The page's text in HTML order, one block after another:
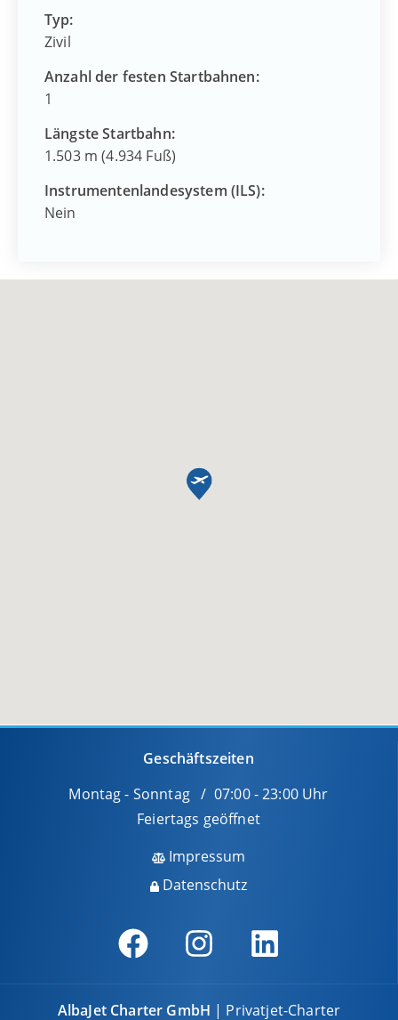
Typ:
Zivil
Anzahl der festen Startbahnen:
1
Längste Startbahn:
1.503 m (4.934 Fuß)
Instrumentenlandesystem (ILS):
Nein
Geschäftszeiten
Montag - Sonntag / 07:00 - 23:00 Uhr
Feiertags geöffnet
Impressum
Datenschutz
AlbaJet Charter GmbH | Privatjet-Charter